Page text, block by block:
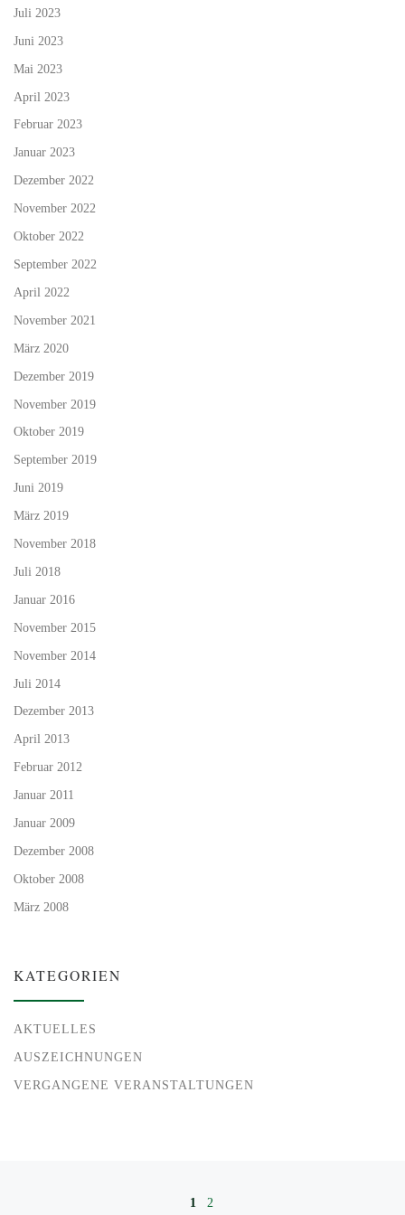
Juli 2023
Juni 2023
Mai 2023
April 2023
Februar 2023
Januar 2023
Dezember 2022
November 2022
Oktober 2022
September 2022
April 2022
November 2021
März 2020
Dezember 2019
November 2019
Oktober 2019
September 2019
Juni 2019
März 2019
November 2018
Juli 2018
Januar 2016
November 2015
November 2014
Juli 2014
Dezember 2013
April 2013
Februar 2012
Januar 2011
Januar 2009
Dezember 2008
Oktober 2008
März 2008
KATEGORIEN
AKTUELLES
AUSZEICHNUNGEN
VERGANGENE VERANSTALTUNGEN
Beitragsnavigation
1 2